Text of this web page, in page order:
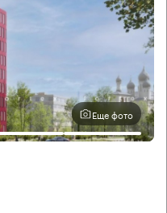
Еще фото